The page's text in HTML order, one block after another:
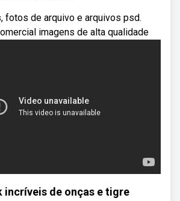
fotos de arquivo e arquivos psd.
imagens de alta qualidade
incríveis de onças e tigre